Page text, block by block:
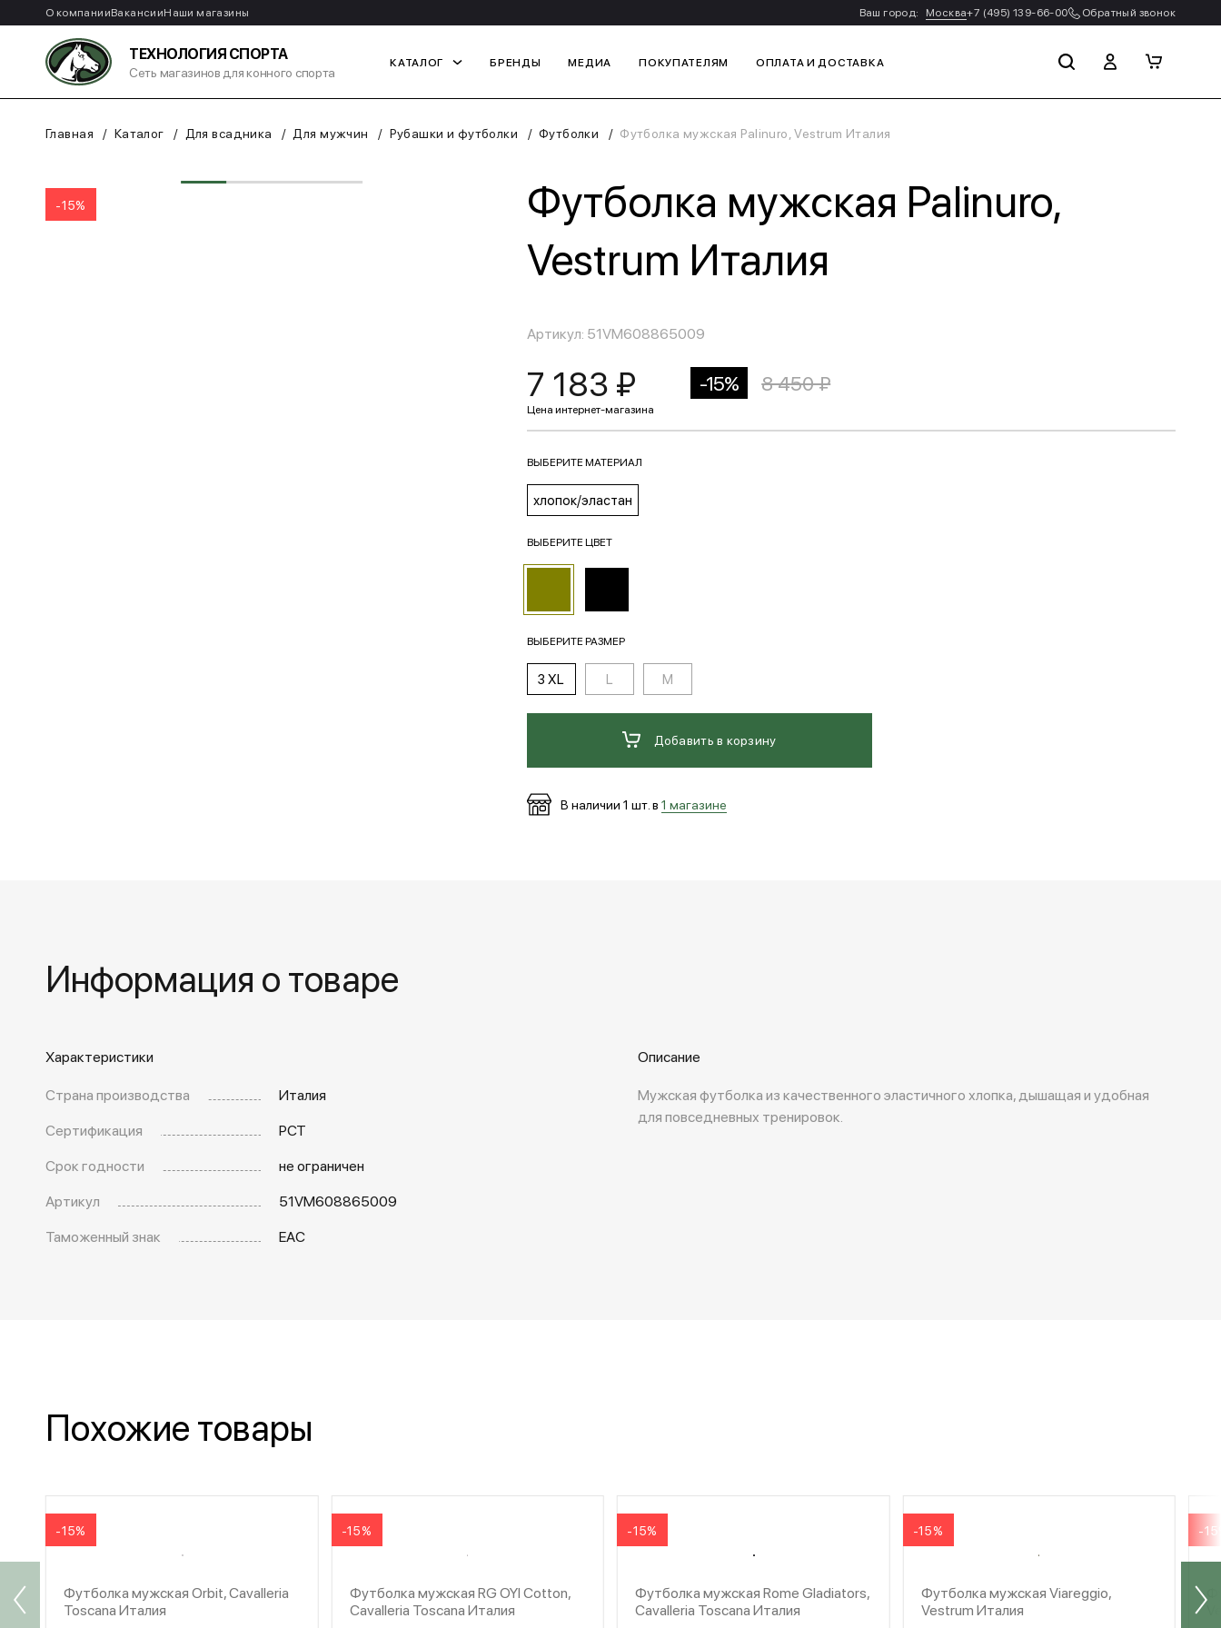
О компанииВакансииНаши магазины Ваш город: Москва+7 (495) 139-66-00 Обратный звонок
ТЕХНОЛОГИЯ СПОРТА
Сеть магазинов для конного спорта
КАТАЛОГ БРЕНДЫ МЕДИА ПОКУПАТЕЛЯМ ОПЛАТА И ДОСТАВКА
Главная Каталог Для всадника Для мужчин Рубашки и футболки Футболки Футболка мужская Palinuro, Vestrum Италия
-15%
Футболка мужская Palinuro,
Vestrum Италия
Артикул: 51VM608865009
7 183 ₽ -15% 8 450 ₽
ВЫБЕРИТЕ МАТЕРИАЛ
хлопок/эластан
ВЫБЕРИТЕ ЦВЕТ
ВЫБЕРИТЕ РАЗМЕР
3 XL L M
Добавить в корзину
В наличии 1 шт. в 1 магазине
Информация о товаре
Характеристики
Страна производства
Италия
Сертификация
РСТ
Срок годности
не ограничен
Артикул
51VM608865009
Таможенный знак
EAC
Описание
Мужская футболка из качественного эластичного хлопка, дышащая и удобная
для повседневных тренировок.
Похожие товары
-15%
Футболка мужская Orbit, Cavalleria
Toscana Италия
-15%
Футболка мужская RG OYI Cotton,
Cavalleria Toscana Италия
-15%
Футболка мужская Rome Gladiators,
Cavalleria Toscana Италия
-15%
Футболка мужская Viareggio,
Vestrum Италия
-